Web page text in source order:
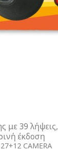
με 39 λήψεις,
έκδοση
CAMERA